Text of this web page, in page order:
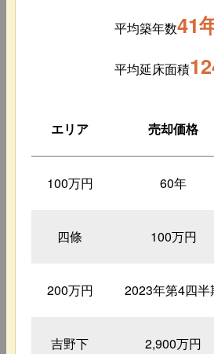
平均築年数41
平均延床面積
エリア 売却価格
100万円 60年
四條 100万円
200万円 2023年第4四半
吉野下 2,900万円